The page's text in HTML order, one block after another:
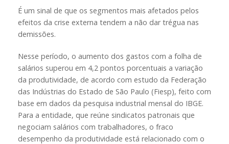
É um sinal de que os segmentos mais afetados pelos
efeitos da crise externa tendem a não dar trégua nas
demissões.
Nesse período, o aumento dos gastos com a folha de
salários superou em 4,2 pontos porcentuais a variação
da produtividade, de acordo com estudo da Federação
das Indústrias do Estado de São Paulo (Fiesp), feito com
base em dados da pesquisa industrial mensal do IBGE.
Para a entidade, que reúne sindicatos patronais que
negociam salários com trabalhadores, o fraco
desempenho da produtividade está relacionado com o